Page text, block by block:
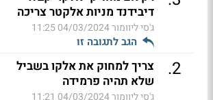
דיבידנד מניות אלקטר צריכה
ג'סי ליוומור04/03/2024 11:25
הגב לתגובה זו
2
.
צריך למחוק את אלקו בשביל
שלא תהיה פרמידה
ג'סי ליוומור04/03/2024 11:21